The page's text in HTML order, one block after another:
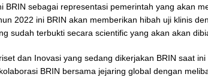
BRIN sebagai representasi pemerintah yang akan
2022 ini BRIN akan memberikan hibah uji klinis
sudah terbukti secara scientific yang akan akan
dan Inovasi yang sedang dikerjakan BRIN saat
BRIN bersama jejaring global dengan